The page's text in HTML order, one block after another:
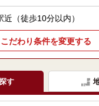
近（徒歩10分以内）
こだわり条件を変更する
す